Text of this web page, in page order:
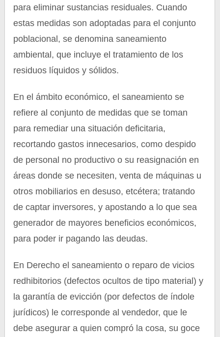
para eliminar sustancias residuales. Cuando
estas medidas son adoptadas para el conjunto
poblacional, se denomina saneamiento
ambiental, que incluye el tratamiento de los
residuos líquidos y sólidos.
En el ámbito económico, el saneamiento se
refiere al conjunto de medidas que se toman
para remediar una situación deficitaria,
recortando gastos innecesarios, como despido
de personal no productivo o su reasignación en
áreas donde se necesiten, venta de máquinas u
otros mobiliarios en desuso, etcétera; tratando
de captar inversores, y apostando a lo que sea
generador de mayores beneficios económicos,
para poder ir pagando las deudas.
En Derecho el saneamiento o reparo de vicios
redhibitorios (defectos ocultos de tipo material) y
la garantía de evicción (por defectos de índole
jurídicos) le corresponde al vendedor, que le
debe asegurar a quien compró la cosa, su goce